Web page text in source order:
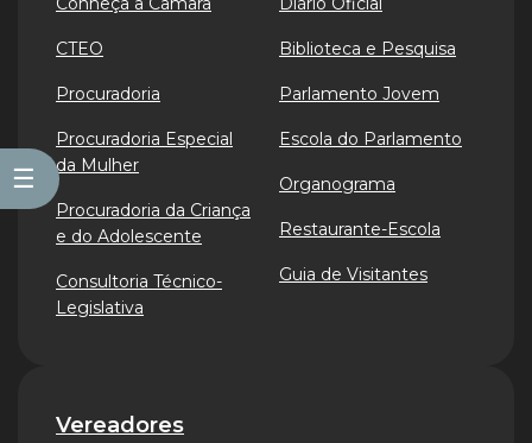
☰
CTEO
Procuradoria
Procuradoria Especial
da Mulher
Procuradoria da Criança
e do Adolescente
Consultoria Técnico-
Legislativa
Biblioteca e Pesquisa
Parlamento Jovem
Escola do Parlamento
Organograma
Restaurante-Escola
Guia de Visitantes
Vereadores